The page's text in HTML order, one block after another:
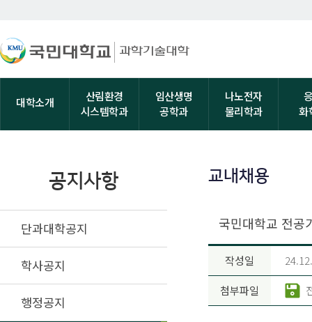
대학소개
산림환경
시스템학과
임산생명
공학과
나노전자
물리학과
화
공지사항
단과대학공지
학사공지
행정공지
교내채용
국민대학교 전공
작성일
첨부파일